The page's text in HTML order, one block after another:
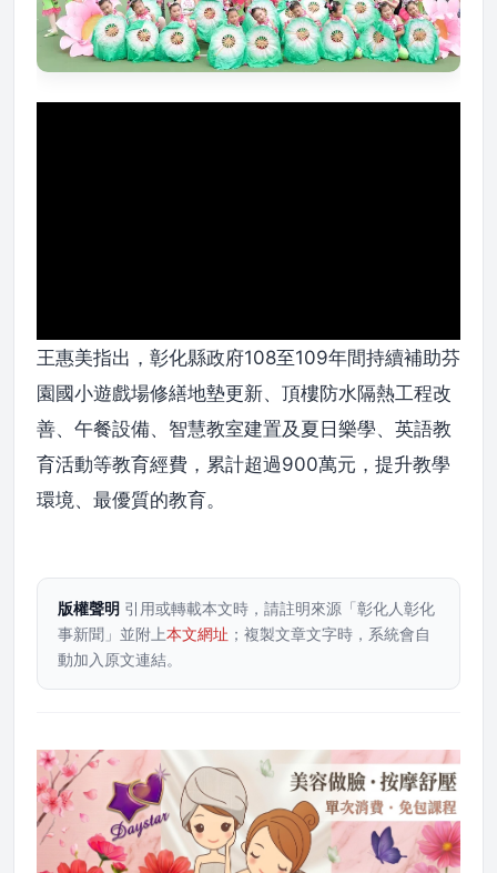
王惠美指出，彰化縣政府108至109年間持續補助芬
園國小遊戲場修繕地墊更新、頂樓防水隔熱工程改
善、午餐設備、智慧教室建置及夏日樂學、英語教
育活動等教育經費，累計超過900萬元，提升教學
環境、最優質的教育。
版權聲明 引用或轉載本文時，請註明來源「彰化人彰化
事新聞」並附上本文網址 ；複製文章文字時，系統會自
動加入原文連結。